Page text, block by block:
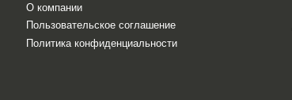
О компании
Пользовательское соглашение
Политика конфиденциальности